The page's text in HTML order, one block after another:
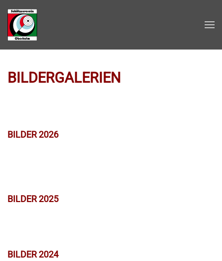
Zum Hauptinhalt springen
BILDERGALERIEN
BILDER 2026
BILDER 2025
BILDER 2024